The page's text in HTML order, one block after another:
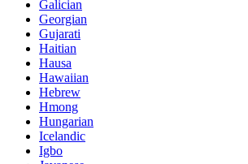
Galician
Georgian
Gujarati
Haitian
Hausa
Hawaiian
Hebrew
Hmong
Hungarian
Icelandic
Igbo